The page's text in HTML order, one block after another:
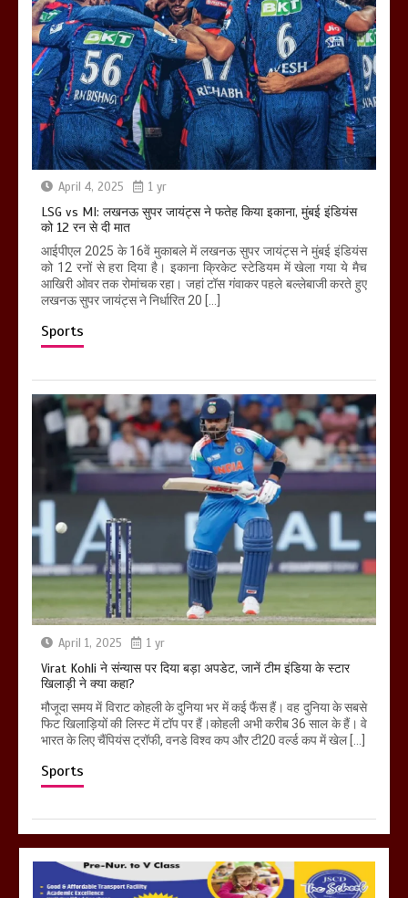
April 4, 2025 1 yr
LSG vs MI: लखनऊ सुपर जायंट्स ने फतेह किया इकाना, मुंबई इंडियंस
को 12 रन से दी मात
आईपीएल 2025 के 16वें मुकाबले में लखनऊ सुपर जायंट्स ने मुंबई इंडियंस
को 12 रनों से हरा दिया है। इकाना क्रिकेट स्टेडियम में खेला गया ये मैच
आखिरी ओवर तक रोमांचक रहा। जहां टॉस गंवाकर पहले बल्लेबाजी करते हुए
लखनऊ सुपर जायंट्स ने निर्धारित 20 […]
Sports
April 1, 2025 1 yr
Virat Kohli ने संन्यास पर दिया बड़ा अपडेट, जानें टीम इंडिया के स्टार
खिलाड़ी ने क्या कहा?
मौजूदा समय में विराट कोहली के दुनिया भर में कई फैंस हैं। वह दुनिया के सबसे
फिट खिलाड़ियों की लिस्ट में टॉप पर हैं।कोहली अभी करीब 36 साल के हैं। वे
भारत के लिए चैंपियंस ट्रॉफी, वनडे विश्व कप और टी20 वर्ल्ड कप में खेल […]
Sports